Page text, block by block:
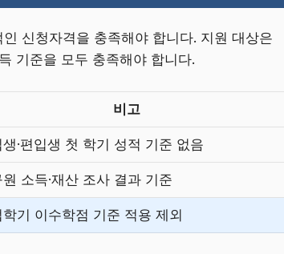
신청자격을 충족해야 합니다. 지원 대상은
기준을 모두 충족해야 합니다.
비고
생·편입생 첫 학기 성적 기준 없음
원 소득·재산 조사 결과 기준
학기 이수학점 기준 적용 제외